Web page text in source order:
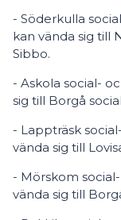
- Söderkulla
kan vända sig till
Sibbo.
- Askola social-
sig till Borgå
- Lappträsk
vända sig till
- Mörskom
vända sig till